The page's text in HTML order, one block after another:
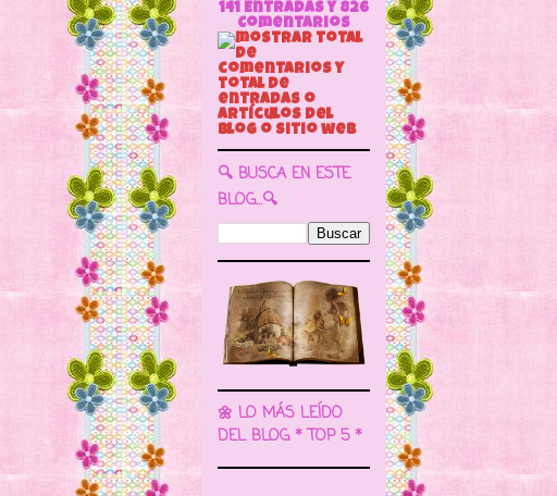
141 Entradas y 826
Comentarios
🔍 BUSCA EN ESTE
BLOG...🔍
🌼 LO MÁS LEÍDO
DEL BLOG * TOP 5 *